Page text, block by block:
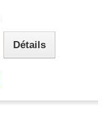
Détails